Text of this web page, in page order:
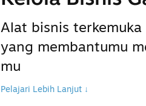
Alat bisnis
yang membantumu
mu
Pelajari Lebih Lanjut ↓